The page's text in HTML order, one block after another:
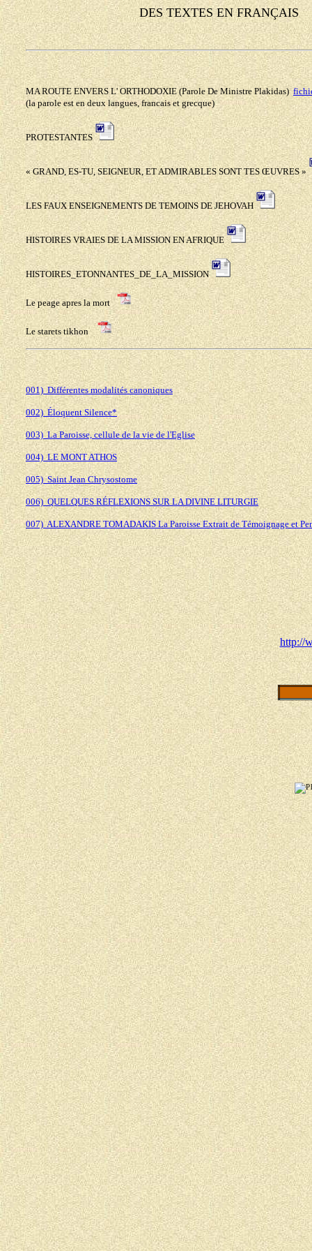
DES TEXTESΕΝ FRANÇAIS
MA ROUTE ENVERS L' ORTHODOXIE (Parole De Ministre Plakidas)
(la parole est en deux langues, francais et grecque)
PROTESTANTES
« GRAND, ES-TU, SEIGNEUR, ET ADMIRABLES SONT TES ŒUVRES »
LES FAUX ENSEIGNEMENTS DE TEMOINS DE JEHOVAH
HISTOIRES VRAIES DE LA MISSION EN AFRIQUE
HISTOIRES_ETONNANTES_DE_LA_MISSION
Le peage apres la mort
Le starets tikhon
001) Différentes modalités canoniques
002) Éloquent Silence*
003) La Paroisse, cellule de la vie de l'Eglise
004) LE MONT ATHOS
005) Saint Jean Chrysostome
006) QUELQUES RÉFLEXIONS SUR LA DIVINE LITURGIE
007) ALEXANDRE TOMADAKIS La Paroisse Extrait de Témoignage et
http://